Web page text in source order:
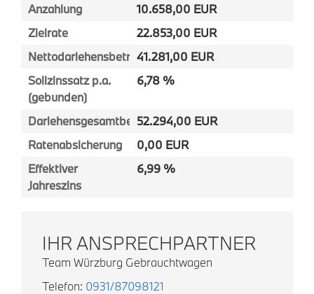
Anzahlung
10.658,00 EUR
Zielrate
22.853,00 EUR
Nettodarlehensbetrag41.281,00 EUR
Sollzinssatz p.a.
(gebunden)
6,78 %
Darlehensgesamtbetrag52.294,00 EUR
Ratenabsicherung
0,00 EUR
Effektiver
Jahreszins
6,99 %
IHR ANSPRECHPARTNER
Team Würzburg Gebrauchtwagen
Telefon: 0931/87098121